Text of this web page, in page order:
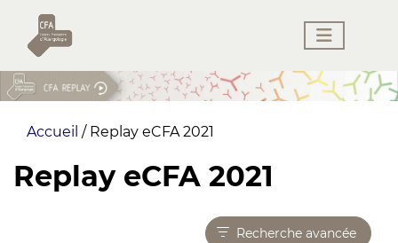
Accueil / Replay eCFA 2021
Replay eCFA 2021
Recherche avancée